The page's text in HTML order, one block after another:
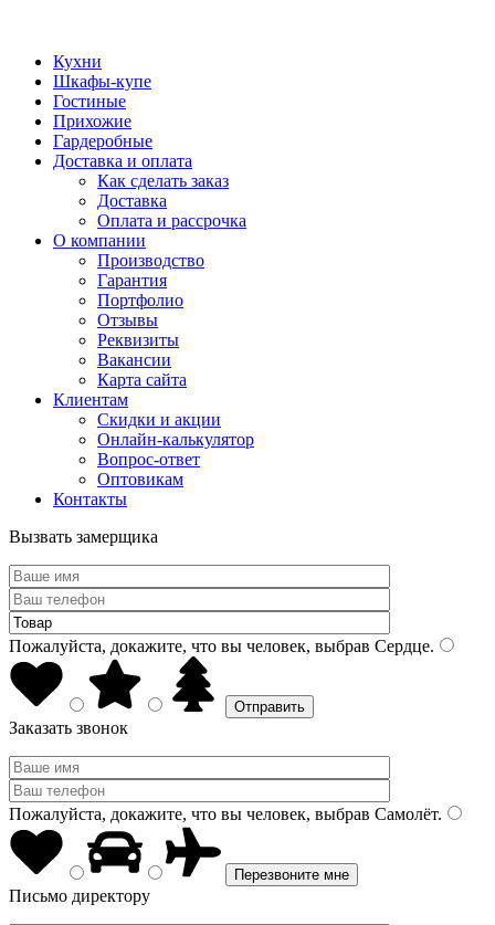
Кухни
Шкафы-купе
Гостиные
Прихожие
Гардеробные
Доставка и оплата
Как сделать заказ
Доставка
Оплата и рассрочка
О компании
Производство
Гарантия
Портфолио
Отзывы
Реквизиты
Вакансии
Карта сайта
Клиентам
Скидки и акции
Онлайн-калькулятор
Вопрос-ответ
Оптовикам
Контакты
Вызвать замерщика
Пожалуйста, докажите, что вы человек, выбрав Сердце.
Заказать звонок
Пожалуйста, докажите, что вы человек, выбрав Самолёт.
Письмо директору